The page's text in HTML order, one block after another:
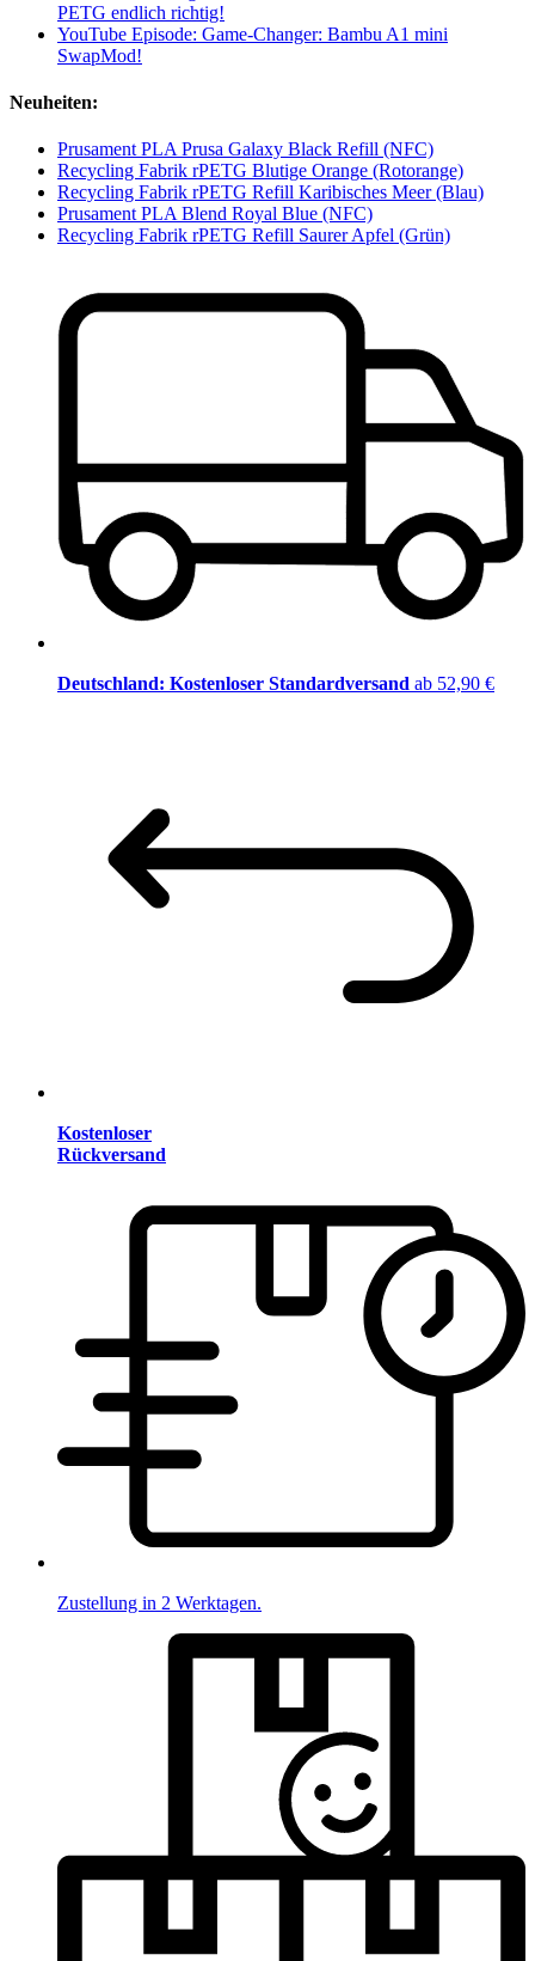
PETG endlich richtig!
YouTube Episode: Game-Changer: Bambu A1 mini
SwapMod!
Neuheiten:
Prusament PLA Prusa Galaxy Black Refill (NFC)
Recycling Fabrik rPETG Blutige Orange (Rotorange)
Recycling Fabrik rPETG Refill Karibisches Meer (Blau)
Prusament PLA Blend Royal Blue (NFC)
Recycling Fabrik rPETG Refill Saurer Apfel (Grün)
Deutschland: Kostenloser Standardversand ab 52,90 €
Kostenloser
Rückversand
Zustellung in 2 Werktagen.